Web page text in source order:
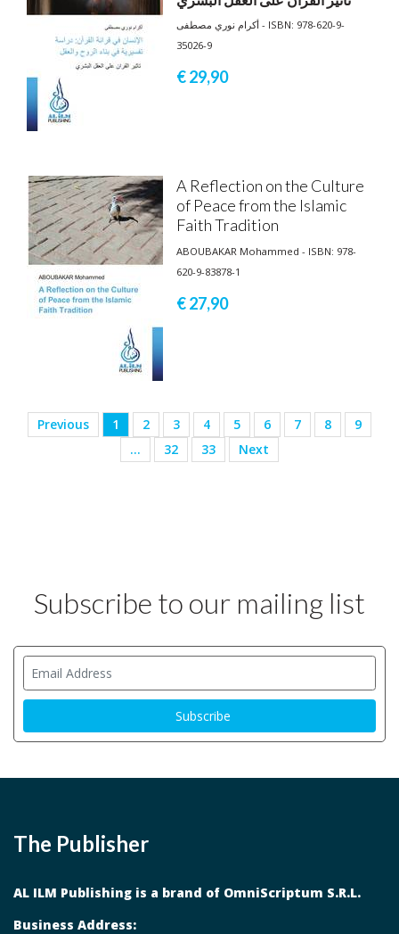
أكرام نوري مصطفى - ISBN: 978-620-9-
35026-9
€ 29,90
A Reflection on the Culture
of Peace from the Islamic
Faith Tradition
ABOUBAKAR Mohammed - ISBN: 978-
620-9-83878-1
€ 27,90
Previous 1 2 3 4 5 6 7 8
9
…
32 33 Next
Subscribe to our mailing list
The Publisher
AL ILM Publishing is a brand of OmniScriptum S.R.L.
Business Address: